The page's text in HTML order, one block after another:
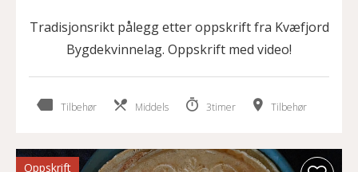
Tradisjonsrikt pålegg etter oppskrift fra Kvæfjord
Bygdekvinnelag. Oppskrift med video!
Tilbehør Middels 3timer Tilbehør
Oppskrift